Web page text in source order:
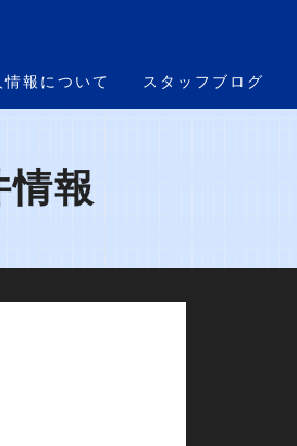
情報について スタッフブログ
報